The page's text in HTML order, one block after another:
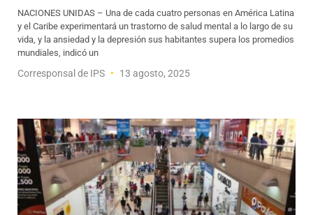
NACIONES UNIDAS – Una de cada cuatro personas en América Latina
y el Caribe experimentará un trastorno de salud mental a lo largo de su
vida, y la ansiedad y la depresión sus habitantes supera los promedios
mundiales, indicó un
Corresponsal de IPS 13 agosto, 2025